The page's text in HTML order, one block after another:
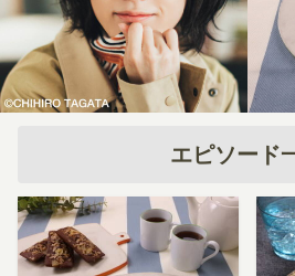
エピソード